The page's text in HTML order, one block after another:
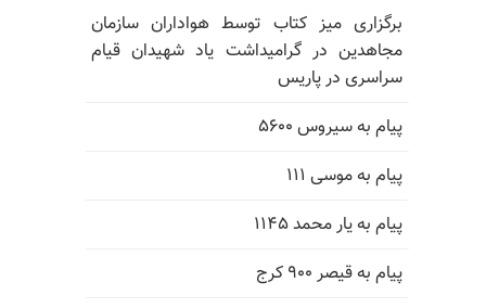
برگزاری میز کتاب توسط هواداران سازمان
مجاهدین در گرامیداشت یاد شهیدان قیام
سراسری در پاریس
پیام به سیروس ۵۶۰۰
پیام به موسی ۱۱۱
پیام به یار محمد ۱۱۴۵
پیام به قیصر ۹۰۰ کرج